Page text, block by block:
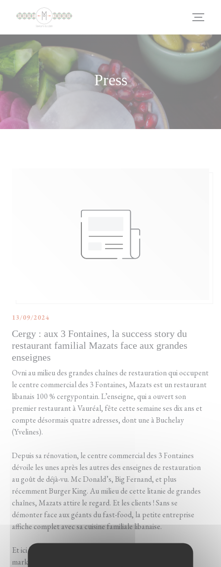
Personalizing your cookie choices
Press
Cergy : aux 3 Fontaines, la success story du
restaurant familial Mazats face aux grandes
enseignes
13/09/2024
Ovni au milieu des grandes chaînes de restauration qui occupent
le centre commercial des 3 Fontaines, Mazats est un restaurant
libanais 100 % cergypontain. L’enseigne, qui a ouvert son
premier restaurant à Vauréal, fête cette semaine ses dix ans et
compte désormais quatre adresses, dont une à Buchelay
(Yvelines).
Depuis sa rénovation, le centre commercial des 3 Fontaines
dévoile les unes après les autres des enseignes de restauration
au goût de déjà-vu. Mc Donald’s, Big Fernand, et plus
récemment Burger King. Au milieu de cette litanie de grandes
chaînes, Mazats attire le regard. Et les clients ! Sans se
démonter face aux géants du fast-food, la petite entreprise
affiche complet avec sa cuisine familiale libanaise.
Et ici le mot « familial » n’est pas seulement un argument
marketing. L’enseigne est un pur produit val-d’oisien, né à